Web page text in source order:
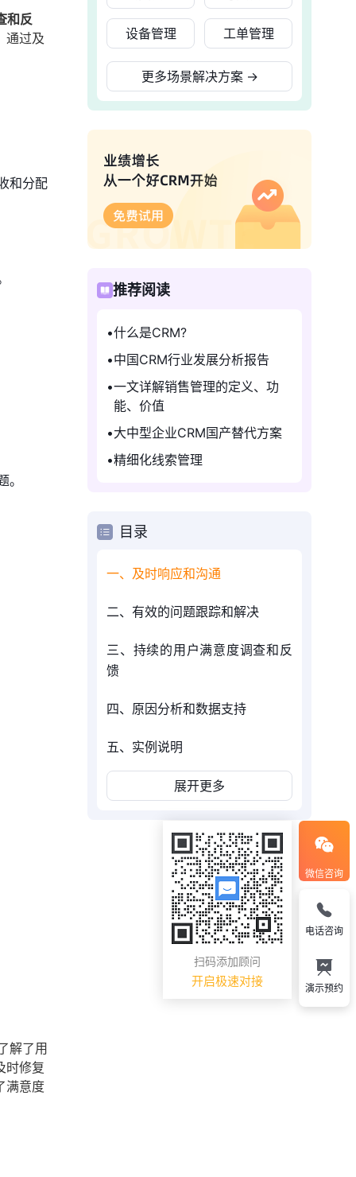
和反
通过及
和分配
解了用
时修复
满意度
设备管理 工单管理
更多场景解决方案 →
推荐阅读
什么是CRM?
中国CRM行业发展分析报告
一文详解销售管理的定义、功
能、价值
大中型企业CRM国产替代方案
精细化线索管理
目录
一、及时响应和沟通
二、有效的问题跟踪和解决
三、持续的用户满意度调查和反
馈
四、原因分析和数据支持
五、实例说明
展开更多
微信咨询
扫码添加顾问
开启极速对接
电话咨询
演示预约